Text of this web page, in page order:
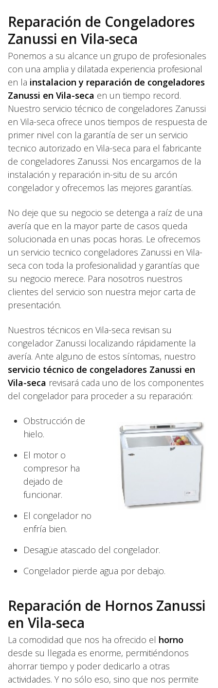
Reparación de Congeladores
Zanussi en Vila-seca
Ponemos a su alcance un grupo de profesionales
con una amplia y dilatada experiencia profesional
en la instalacion y reparación de congeladores
Zanussi en Vila-seca en un tiempo record.
Nuestro servicio técnico de congeladores Zanussi
en Vila-seca ofrece unos tiempos de respuesta de
primer nivel con la garantía de ser un servicio
tecnico autorizado en Vila-seca para el fabricante
de congeladores Zanussi. Nos encargamos de la
instalación y reparación in-situ de su arcón
congelador y ofrecemos las mejores garantías.
No deje que su negocio se detenga a raíz de una
avería que en la mayor parte de casos queda
solucionada en unas pocas horas. Le ofrecemos
un servicio tecnico congeladores Zanussi en Vila-
seca con toda la profesionalidad y garantías que
su negocio merece. Para nosotros nuestros
clientes del servicio son nuestra mejor carta de
presentación.
Nuestros técnicos en Vila-seca revisan su
congelador Zanussi localizando rápidamente la
avería. Ante alguno de estos síntomas, nuestro
servicio técnico de congeladores Zanussi en
Vila-seca revisará cada uno de los componentes
del congelador para proceder a su reparación:
Obstrucción de
hielo.
El motor o
compresor ha
dejado de
funcionar.
El congelador no
enfría bien.
Desagüe atascado del congelador.
Congelador pierde agua por debajo.
Reparación de Hornos Zanussi
en Vila-seca
La comodidad que nos ha ofrecido el horno
desde su llegada es enorme, permitiéndonos
ahorrar tiempo y poder dedicarlo a otras
actividades. Y no sólo eso, sino que nos permite